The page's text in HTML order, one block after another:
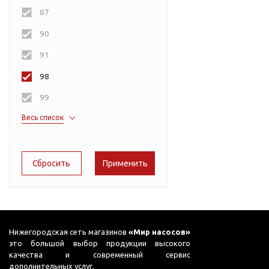
Насосы для перекачки
Теплокс
LEO
Аквабрайт
AquamotoR
EXTRA
65
87
90
91
95
98
99
Весь список
Нижегородская сеть магазинов«Мир насосов»
это большой выбор продукции высокого
качества и современный сервис
дополнительных услуг.